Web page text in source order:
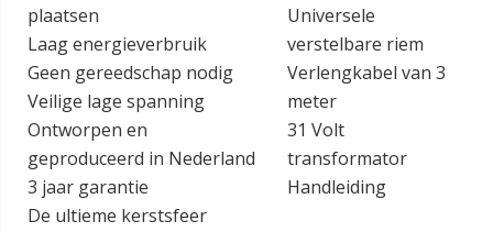
plaatsen
Laag energieverbruik
Geen gereedschap nodig
Veilige lage spanning
Ontworpen en
geproduceerd in Nederland
3 jaar garantie
De ultieme kerstsfeer
Universele
verstelbare riem
Verlengkabel van 3
meter
31 Volt
transformator
Handleiding